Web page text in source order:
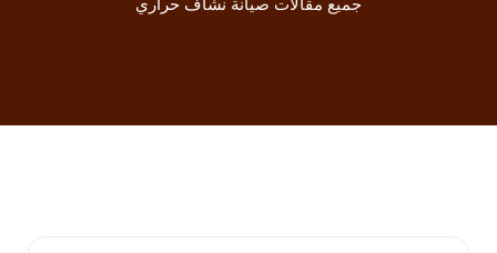
جميع مقالات صيانة نشاف حراري